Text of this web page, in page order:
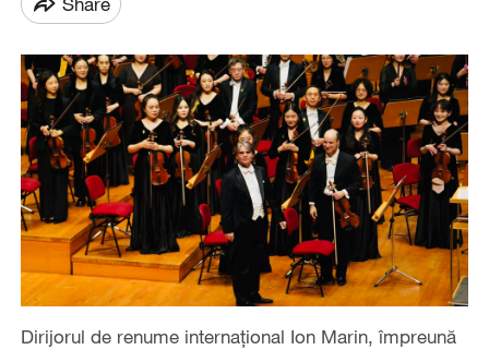
Dirijorul de renume internațional Ion Marin, împreună